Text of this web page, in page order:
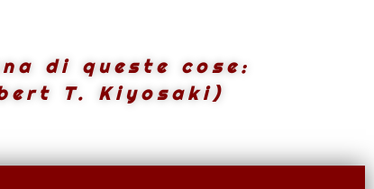
di queste cose:
T. Kiyosaki)